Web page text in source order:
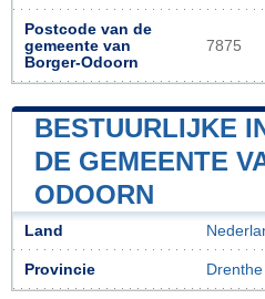
Postcode van de
gemeente van
Borger-Odoorn
7875
BESTUURLIJKE
DE GEMEENTE
ODOORN
Land
Provincie Drenthe